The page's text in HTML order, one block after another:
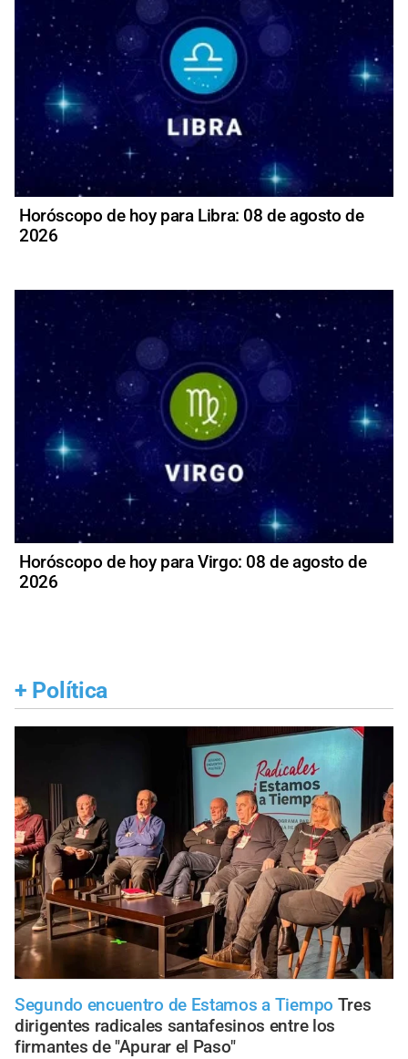
Horóscopo de hoy para Libra: 08 de agosto de
2026
Horóscopo de hoy para Virgo: 08 de agosto de
2026
+ Política
Segundo encuentro de Estamos a Tiempo Tres
dirigentes radicales santafesinos entre los
firmantes de "Apurar el Paso"